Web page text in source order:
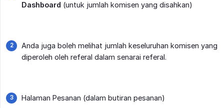
Dashboard (untuk jumlah komisen yang disahkan)
Anda juga boleh melihat jumlah keseluruhan komisen yang
diperoleh oleh referal dalam senarai referal.
Halaman Pesanan (dalam butiran pesanan)